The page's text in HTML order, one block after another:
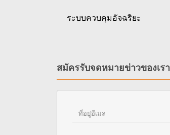
ระบบควบคุมอัจฉริยะ
สมัครรับจดหมายข่าวของเรา